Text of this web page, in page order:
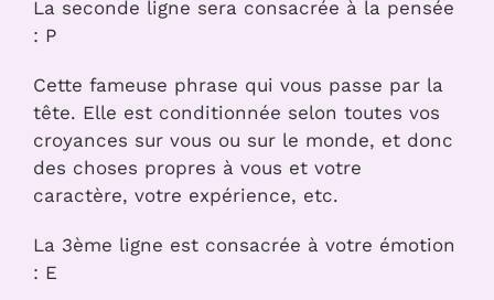
La seconde ligne sera consacrée à la pensée
: P
Cette fameuse phrase qui vous passe par la
tête. Elle est conditionnée selon toutes vos
croyances sur vous ou sur le monde, et donc
des choses propres à vous et votre
caractère, votre expérience, etc.
La 3ème ligne est consacrée à votre émotion
: E